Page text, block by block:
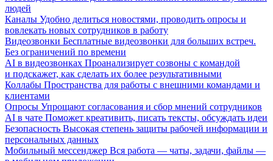
людей
Каналы Удобно делиться новостями, проводить опросы и
вовлекать новых сотрудников в работу
Видеозвонки Бесплатные видеозвонки для больших встреч.
Без ограничений по времени
AI в видеозвонках Проанализирует созвоны с командой
и подскажет, как сделать их более результативными
Коллабы Пространства для работы с внешними командами и
клиентами
Опросы Упрощают согласования и сбор мнений сотрудников
AI в чате Поможет креативить, писать тексты, обсуждать идеи
Безопасность Высокая степень защиты рабочей информации и
персональных данных
Мобильный мессенджер Вся работа — чаты, задачи, файлы —